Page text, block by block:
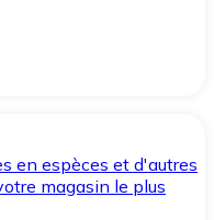
en espèces et d'autres
magasin le plus